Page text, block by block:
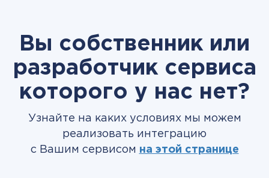
Вы собственник или
разработчик сервиса
которого у нас нет?
Узнайте на каких условиях мы можем
реализовать интеграцию
с Вашим сервисом на этой странице